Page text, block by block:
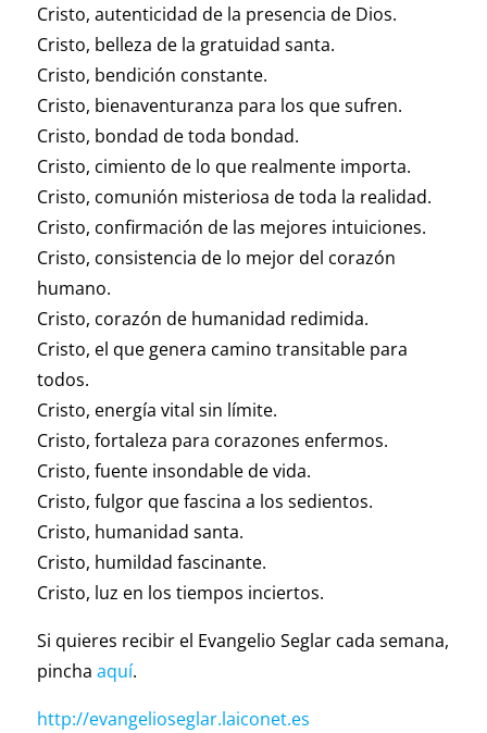
Cristo, autenticidad de la presencia de Dios.
Cristo, belleza de la gratuidad santa.
Cristo, bendición constante.
Cristo, bienaventuranza para los que sufren.
Cristo, bondad de toda bondad.
Cristo, cimiento de lo que realmente importa.
Cristo, comunión misteriosa de toda la realidad.
Cristo, confirmación de las mejores intuiciones.
Cristo, consistencia de lo mejor del corazón
humano.
Cristo, corazón de humanidad redimida.
Cristo, el que genera camino transitable para
todos.
Cristo, energía vital sin límite.
Cristo, fortaleza para corazones enfermos.
Cristo, fuente insondable de vida.
Cristo, fulgor que fascina a los sedientos.
Cristo, humanidad santa.
Cristo, humildad fascinante.
Cristo, luz en los tiempos inciertos.
Si quieres recibir el Evangelio Seglar cada semana,
pincha aquí.
http://evangelioseglar.laiconet.es